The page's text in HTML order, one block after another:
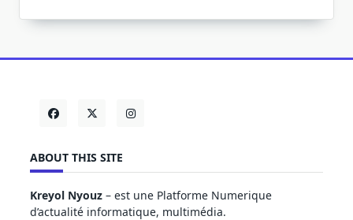
ABOUT THIS SITE
Kreyol Nyouz – est une Platforme Numerique
d’actualité informatique, multimédia.